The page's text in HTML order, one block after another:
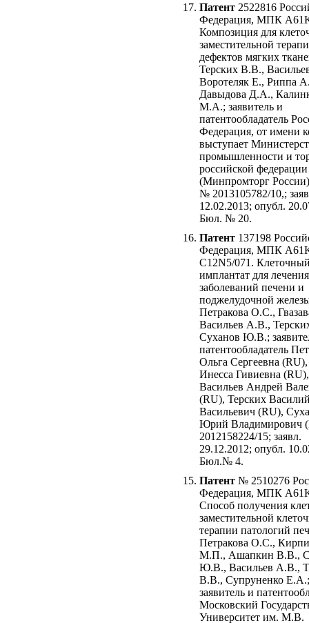
Патент 2522816
Федерация, МПК
Композиция для
заместительной
дефектов мягких
Терских В.В.,
Воротеляк Е., Риппа
Давыдова Д.А.,
М.А.; заявитель и
патентообладатель
Федерация, от имени
выступает
промышленности и
российской федерации
(Минпромторг
№ 2013105782/10,;
12.02.2013; опубл.
Бюл. № 20.
Патент 137198
Федерация, МПК
C12N5/071.
имплантат для лечения
заболеваний печени и
поджелудочной
Петракова О.С.,
Васильев А.В.,
Суханов Ю.В.;
патентообладатель
Ольга Сергеевна (RU),
Инесса Гивиевна (RU),
Васильев Андрей
(RU), Терских
Васильевич (RU),
Юрий
2012158224/15; заявл.
29.12.2012; опубл.
Бюл.№ 4.
Патент № 2510276
Федерация, МПК
Способ получения
заместительной
терапии патологий
Петракова О.С.,
М.П., Ашапкин В.В.,
Ю.В., Васильев А.В.,
В.В., Супруненко Е.А.;
заявитель и
Московский
Университет им. М.В.